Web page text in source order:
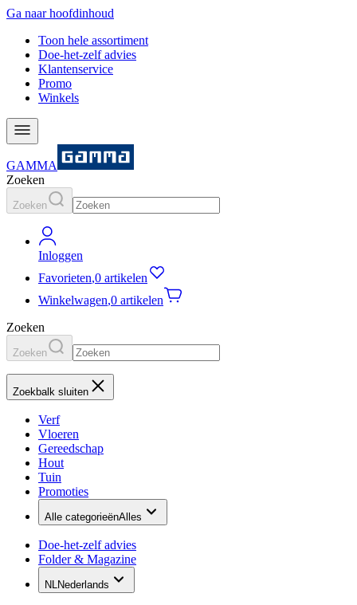
Ga naar hoofdinhoud
Toon hele assortiment
Doe-het-zelf advies
Klantenservice
Promo
Winkels
GAMMA
Zoeken
Zoeken
Inloggen
Favorieten,0 artikelen
Winkelwagen,0 artikelen
Zoeken
Zoeken
Zoekbalk sluiten
Verf
Vloeren
Gereedschap
Hout
Tuin
Promoties
Alle categorieënAlles
Doe-het-zelf advies
Folder & Magazine
NLNederlands